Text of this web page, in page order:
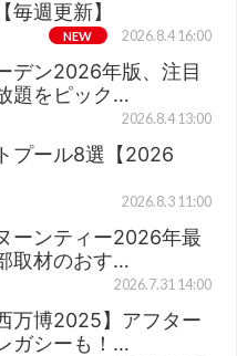
毎週更新】
NEW 2026.8.4 16:00
デン2026年版、注目
題をピック…
2026.8.4 13:00
プール8選【2026
2026.8.3 11:00
ーンティー2026年最
取材のおす…
2026.7.31 14:00
万博2025】アフター
ガシーも！…